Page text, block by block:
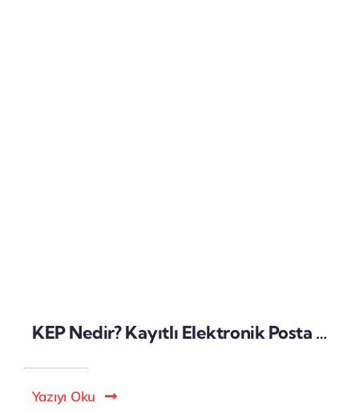
KEP Nedir? Kayıtlı Elektronik Posta Sistemi ve Hukuki Geçerliliği
Yazıyı Oku